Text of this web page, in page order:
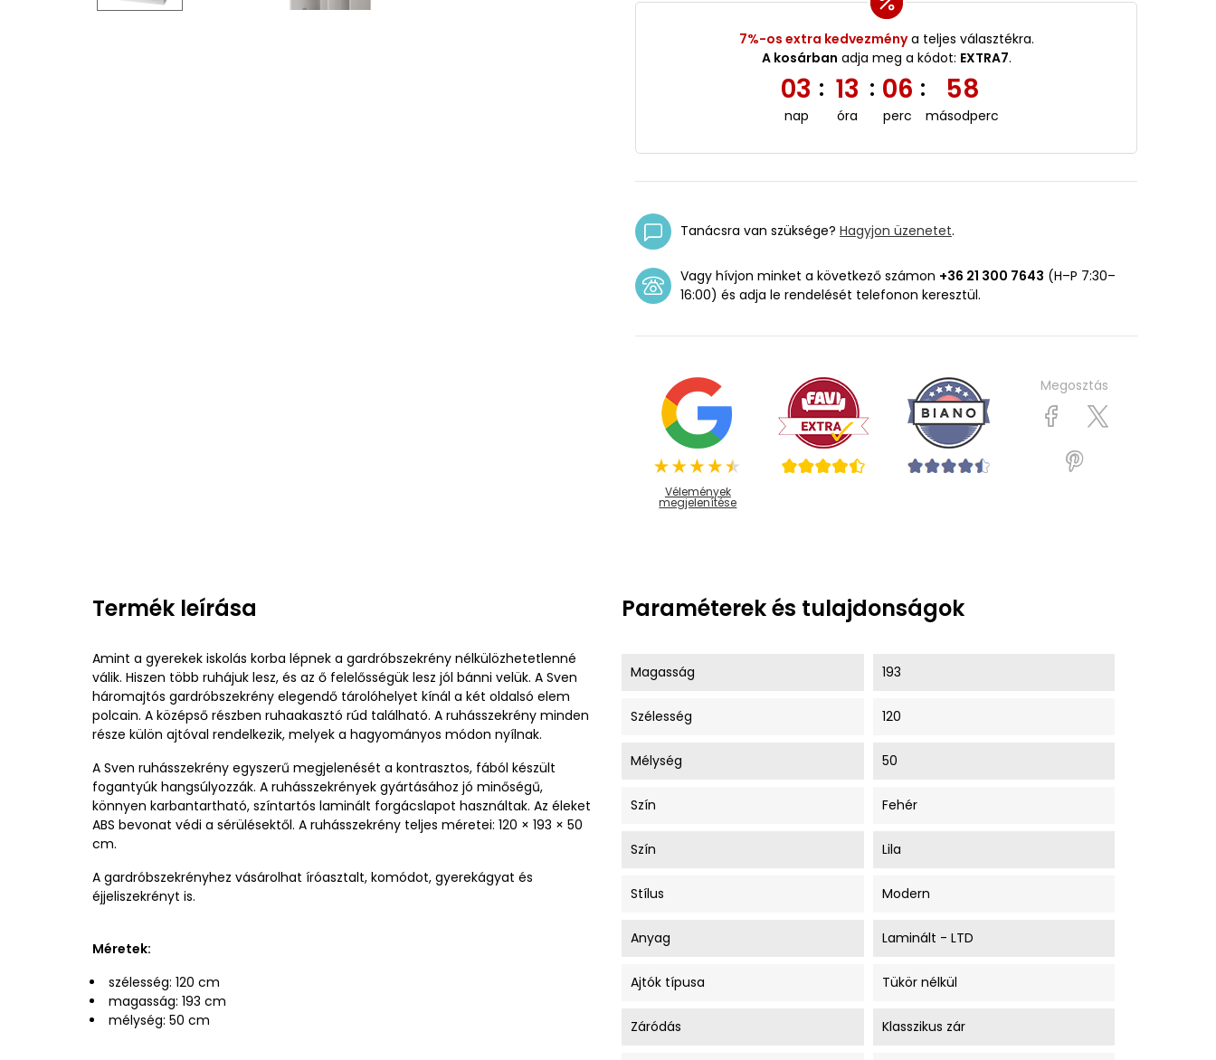
7%-os extra kedvezménya teljes választékra.
A kosárban adja meg a kódot: EXTRA7.
03
nap
: 13
óra
: 06
perc
: 58
másodperc
Tanácsra van szüksége? Hagyjon üzenetet.
Vagy hívjon minket a következő számon +36 21 300 7643 (H–P 7:30–
16:00) és adja le rendelését telefonon keresztül.
Vélemények
megjelenítése
Megosztás
Termék leírása
Amint a gyerekek iskolás korba lépnek a gardróbszekrény nélkülözhetetlenné
válik. Hiszen több ruhájuk lesz, és az ő felelősségük lesz jól bánni velük. A Sven
háromajtós gardróbszekrény elegendő tárolóhelyet kínál a két oldalsó elem
polcain. A középső részben ruhaakasztó rúd található. A ruhásszekrény minden
része külön ajtóval rendelkezik, melyek a hagyományos módon nyílnak.
A Sven ruhásszekrény egyszerű megjelenését a kontrasztos, fából készült
fogantyúk hangsúlyozzák. A ruhásszekrények gyártásához jó minőségű,
könnyen karbantartható, színtartós laminált forgácslapot használtak. Az éleket
ABS bevonat védi a sérülésektől. A ruhásszekrény teljes méretei: 120 × 193 × 50
cm.
A gardróbszekrényhez vásárolhat íróasztalt, komódot, gyerekágyat és
éjjeliszekrényt is.
Méretek:
szélesség: 120 cm
magasság: 193 cm
mélység: 50 cm
Paraméterek és tulajdonságok
Magasság 193
Szélesség 120
Mélység 50
Szín Fehér
Szín Lila
Stílus Modern
Anyag Laminált - LTD
Ajtók típusa Tükör nélkül
Záródás Klasszikus zár